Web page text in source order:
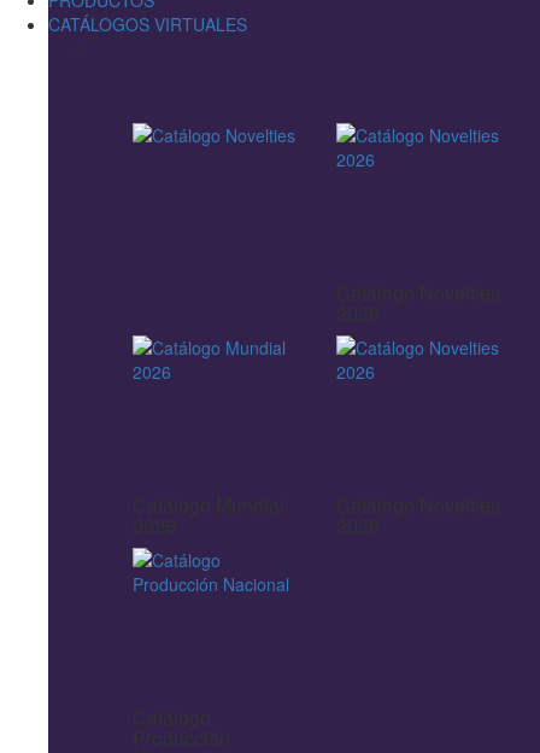
CATÁLOGOS VIRTUALES
Catálogo Novelties
2026
Catálogo Mundial
2026
Catálogo Novelties
2026
Catálogo
Producción